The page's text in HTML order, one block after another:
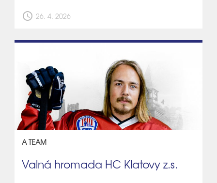
schedule 26. 4. 2026
A TEAM
Valná hromada HC Klatovy z.s.